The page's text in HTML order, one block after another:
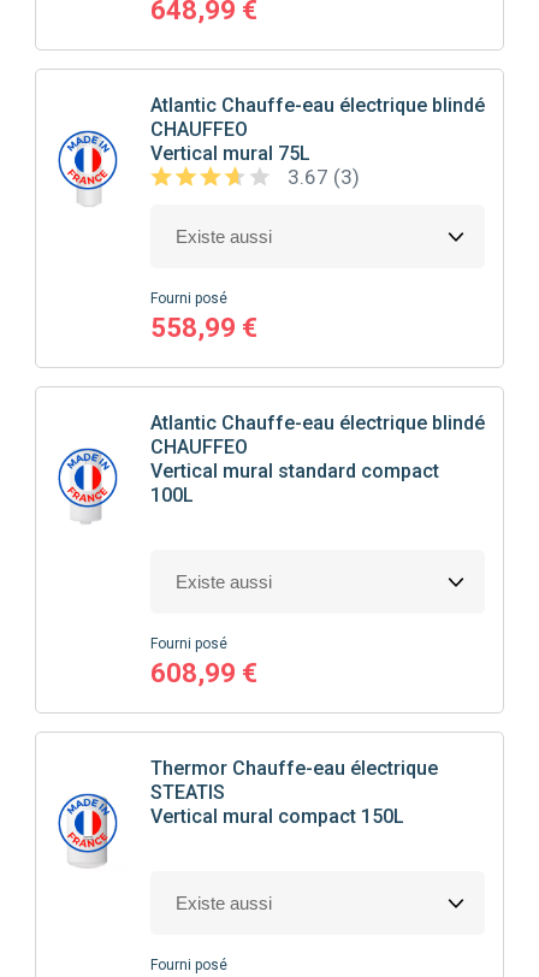
648,99 €
Atlantic Chauffe-eau électrique blindé
CHAUFFEO
Vertical mural 75L
3.67 (3)
Fourni posé
558,99 €
Atlantic Chauffe-eau électrique blindé
CHAUFFEO
Vertical mural standard compact
100L
Fourni posé
608,99 €
Thermor Chauffe-eau électrique
STEATIS
Vertical mural compact 150L
Fourni posé